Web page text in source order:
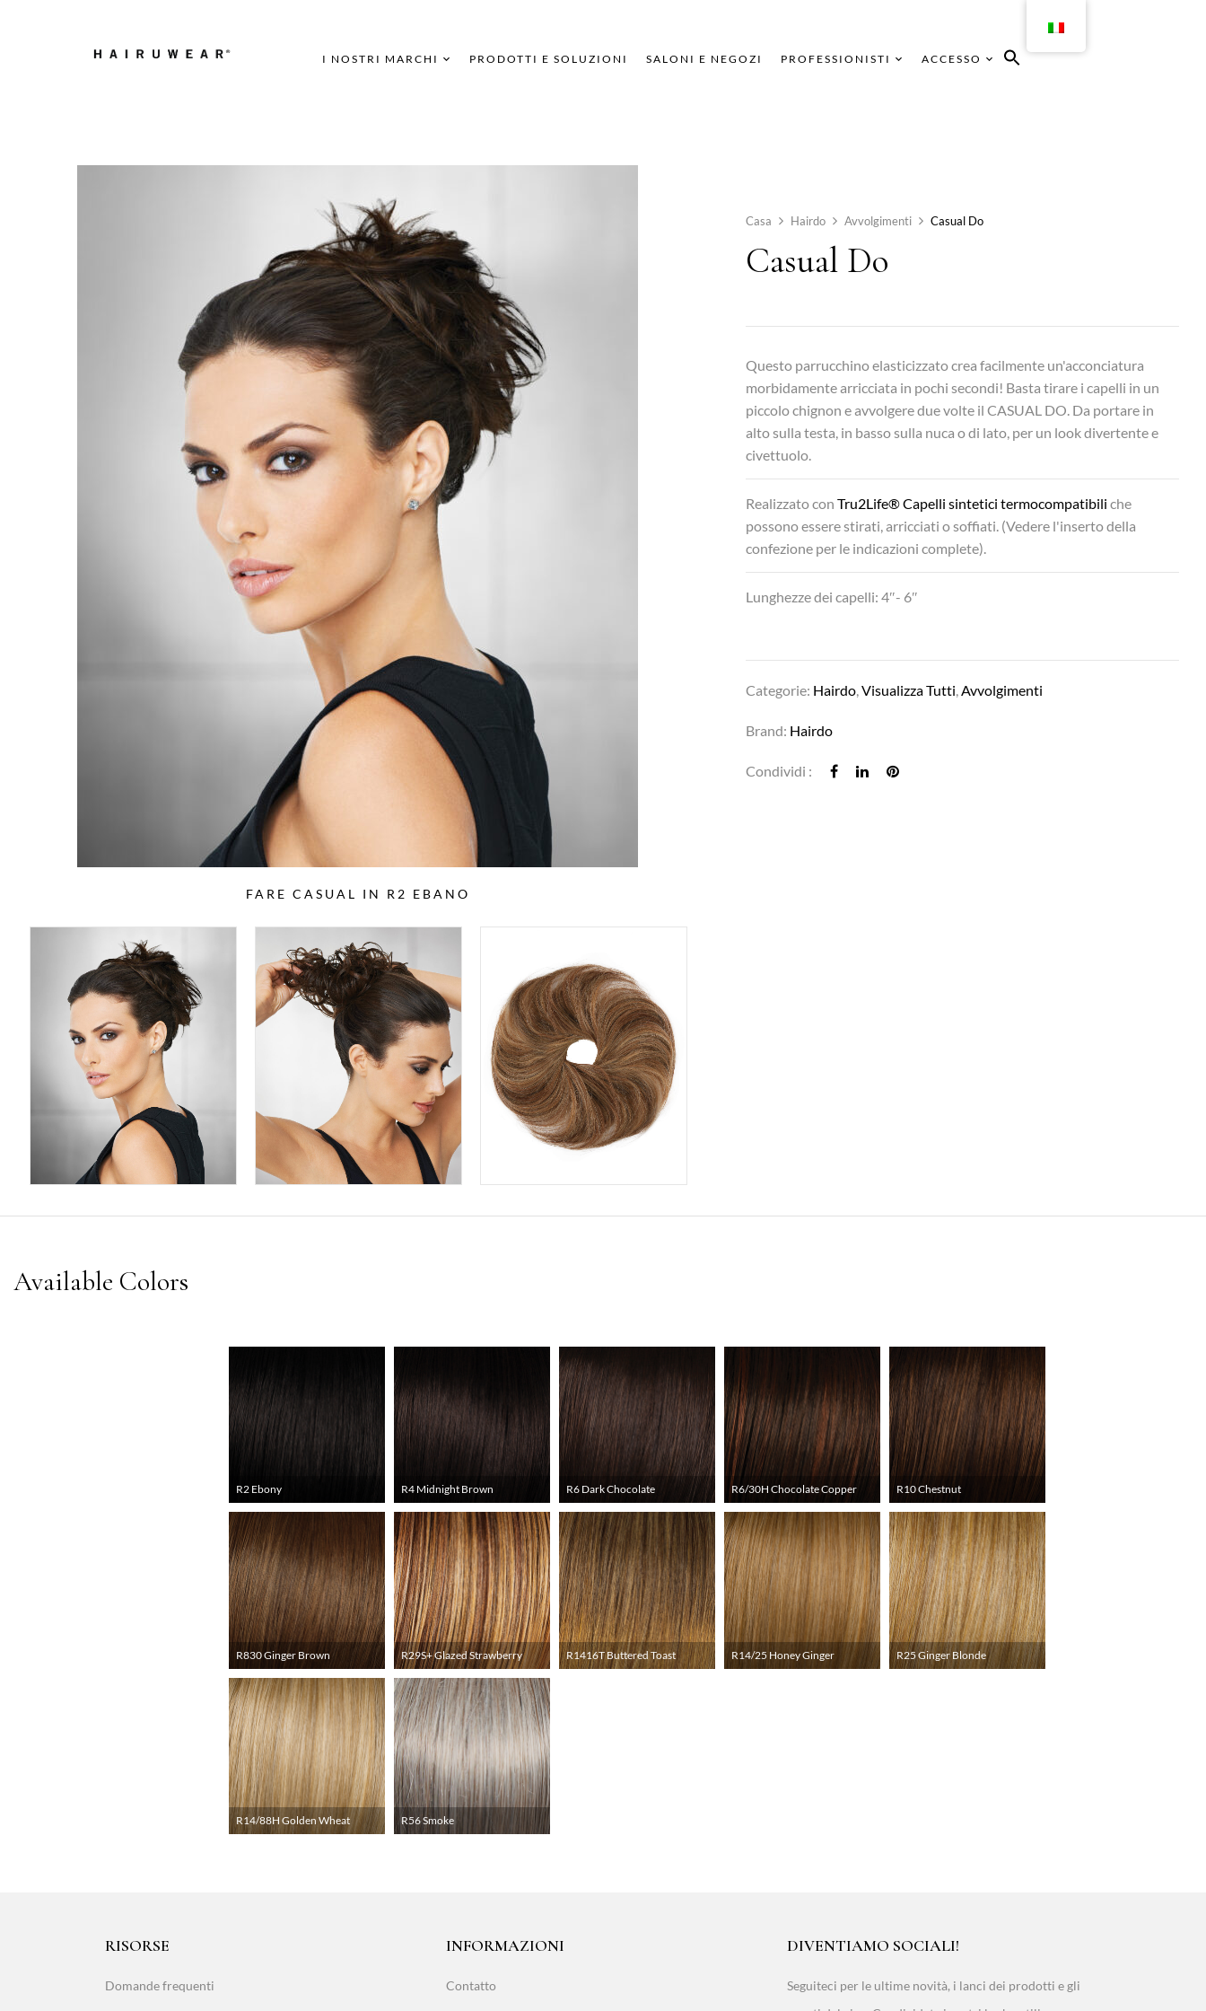
I NOSTRI MARCHI PRODOTTI E SOLUZIONI SALONI E NEGOZI PROFESSIONISTI ACCESSO
FARE CASUAL IN R2 EBANO
Casa Hairdo Avvolgimenti Casual Do
Casual Do
Questo parrucchino elasticizzato crea facilmente un'acconciatura
morbidamente arricciata in pochi secondi! Basta tirare i capelli in un
piccolo chignon e avvolgere due volte il CASUAL DO. Da portare in
alto sulla testa, in basso sulla nuca o di lato, per un look divertente e
civettuolo.
Realizzato conTru2Life® Capelli sintetici termocompatibili che
possono essere stirati, arricciati o soffiati. (Vedere l'inserto della
confezione per le indicazioni complete).
Lunghezze dei capelli: 4″- 6″
Categorie: Hairdo,Visualizza Tutti,Avvolgimenti
Brand: Hairdo
Condividi :
R2 Ebony R4 Midnight Brown R6 Dark Chocolate R6/30H Chocolate Copper R10 Chestnut
R830 Ginger Brown R29S+ Glazed Strawberry R1416T Buttered Toast R14/25 Honey Ginger R25 Ginger Blonde
R14/88H Golden Wheat R56 Smoke
RISORSE
Domande frequenti
INFORMAZIONI
Contatto
DIVENTIAMO SOCIALI!
Seguiteci per le ultime novità, i lanci dei prodotti e gli